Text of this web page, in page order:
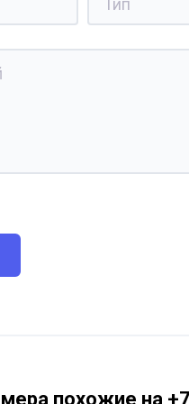
похожие на